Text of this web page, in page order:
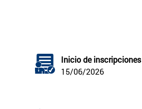
Inicio de inscripciones
15/06/2026